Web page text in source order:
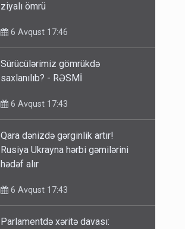
ziyalı ömrü
6 Avqust 17:46
Sürücülərimiz gömrükdə
saxlanılıb? - RƏSMİ
6 Avqust 17:43
Qara dənizdə gərginlik artır!
Rusiya Ukrayna hərbi gəmilərini
hədəf alır
6 Avqust 17:43
Parlamentdə xəritə davası: